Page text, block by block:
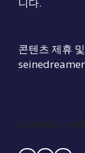
콘텐츠 제휴
Contact :